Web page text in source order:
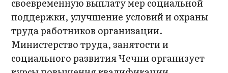
своевременную выплату мер социальной
поддержки, улучшение условий и охраны
труда работников организации.
Министерство труда, занятости и
социального развития Чечни организует